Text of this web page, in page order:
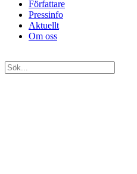
Författare
Pressinfo
Aktuellt
Om oss